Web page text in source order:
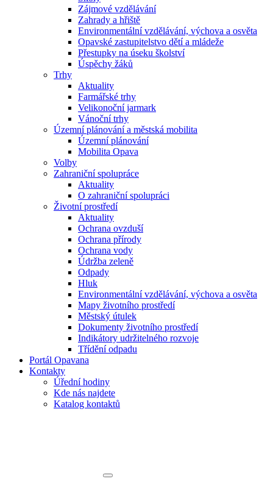
Zájmové vzdělávání
Zahrady a hřiště
Environmentální vzdělávání, výchova a osvěta
Opavské zastupitelstvo dětí a mládeže
Přestupky na úseku školství
Úspěchy žáků
Trhy
Aktuality
Farmářské trhy
Velikonoční jarmark
Vánoční trhy
Územní plánování a městská mobilita
Územní plánování
Mobilita Opava
Volby
Zahraniční spolupráce
Aktuality
O zahraniční spolupráci
Životní prostředí
Aktuality
Ochrana ovzduší
Ochrana přírody
Ochrana vody
Údržba zeleně
Odpady
Hluk
Environmentální vzdělávání, výchova a osvěta
Mapy životního prostředí
Městský útulek
Dokumenty životního prostředí
Indikátory udržitelného rozvoje
Třídění odpadu
Portál Opavana
Kontakty
Úřední hodiny
Kde nás najdete
Katalog kontaktů